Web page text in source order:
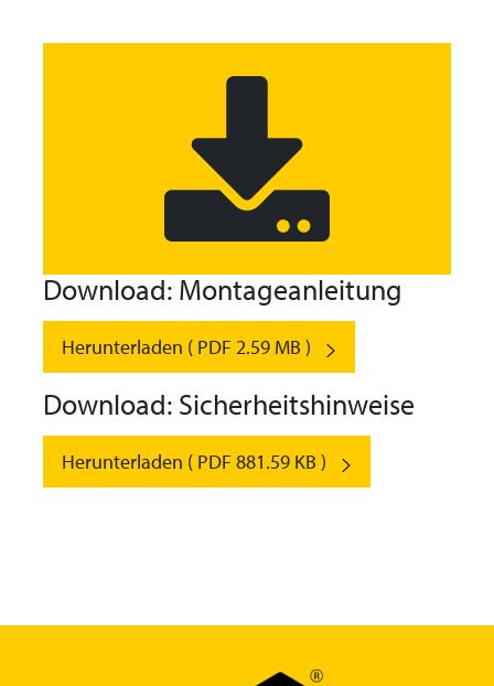
Download: Montageanleitung
Herunterladen ( PDF 2.59 MB )
Download: Sicherheitshinweise
Herunterladen ( PDF 881.59 KB )